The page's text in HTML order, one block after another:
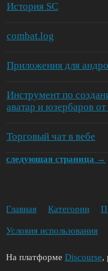
История SC
combat.log
Приложения для
Инструмент по
аватар и юзербаров от
Торговый чат в вебе
следующая страница →
Главная Категории
Условия использования
На платформе Discourse,